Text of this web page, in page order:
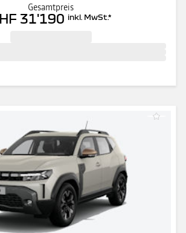
Gesamtpreis
31'190 inkl. MwSt.*